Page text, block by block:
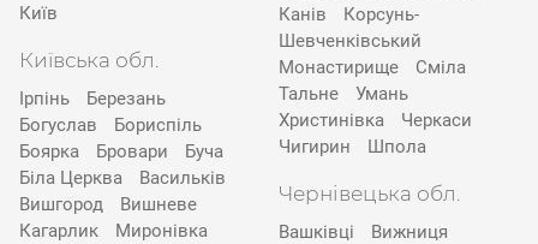
Київ
Київська обл.
Ірпінь
Березань
Богуслав
Бориспіль
Боярка
Бровари
Буча
Біла Церква
Васильків
Вишгород
Вишневе
Кагарлик
Миронівка
Канів
Корсунь-
Шевченківський
Монастирище
Сміла
Тальне
Умань
Христинівка
Черкаси
Чигирин
Шпола
Чернівецька обл.
Вашківці
Вижниця